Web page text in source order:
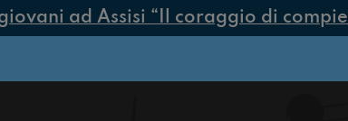
ad Assisi “Il coraggio di